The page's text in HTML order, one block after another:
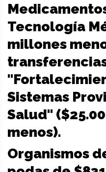
Tecnología
millones
Sistemas
Salud"
menos).
Organismos